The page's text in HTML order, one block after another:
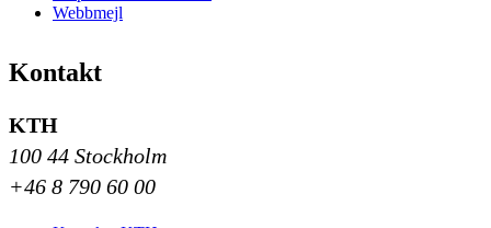
Webbmejl
Kontakt
KTH
100 44 Stockholm
+46 8 790 60 00